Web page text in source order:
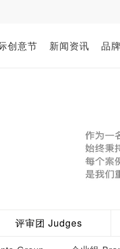
创意节 新闻资讯 品
评审团 Judges